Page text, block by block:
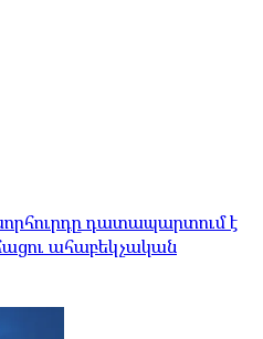
դատապարտում է
ահաբեկչական